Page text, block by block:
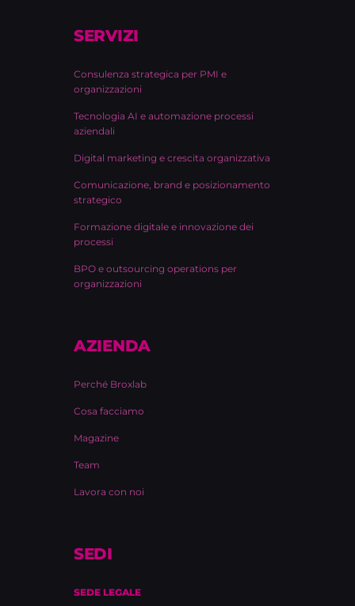
SERVIZI
Consulenza strategica per PMI e
organizzazioni
Tecnologia AI e automazione processi
aziendali
Digital marketing e crescita organizzativa
Comunicazione, brand e posizionamento
strategico
Formazione digitale e innovazione dei
processi
BPO e outsourcing operations per
organizzazioni
AZIENDA
Perché Broxlab
Cosa facciamo
Magazine
Team
Lavora con noi
SEDI
SEDE LEGALE